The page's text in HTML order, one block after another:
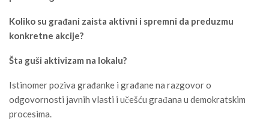
Koliko su građani zaista aktivni i spremni da preduzmu
konkretne akcije?
Šta guši aktivizam na lokalu?
Istinomer poziva građanke i građane na razgovor o
odgovornosti javnih vlasti i učešću građana u demokratskim
procesima.